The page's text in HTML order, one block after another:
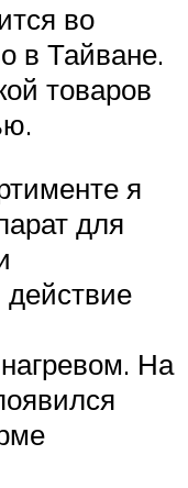
во
в Тайване.
товаров
я
для
На